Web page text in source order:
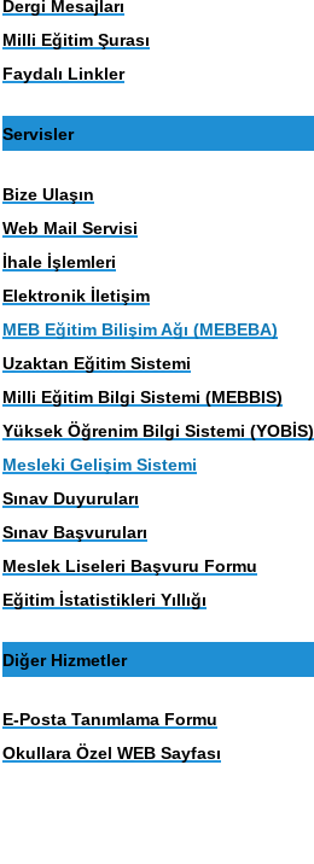
Dergi Mesajları
Milli Eğitim Şurası
Faydalı Linkler
Servisler
Bize Ulaşın
Web Mail Servisi
İhale İşlemleri
Elektronik İletişim
MEB Eğitim Bilişim Ağı (MEBEBA)
Uzaktan Eğitim Sistemi
Milli Eğitim Bilgi Sistemi (MEBBIS)
Yüksek Öğrenim Bilgi Sistemi (YOBİS)
Mesleki Gelişim Sistemi
Sınav Duyuruları
Sınav Başvuruları
Meslek Liseleri Başvuru Formu
Eğitim İstatistikleri Yıllığı
Diğer Hizmetler
E-Posta Tanımlama Formu
Okullara Özel WEB Sayfası